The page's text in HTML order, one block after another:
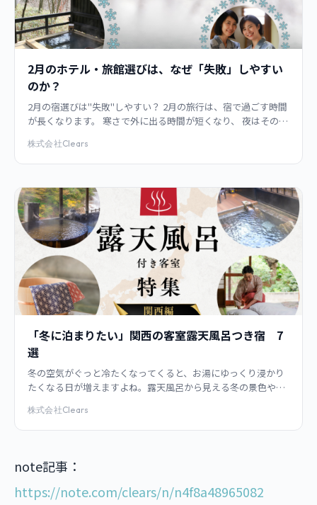
2月のホテル・旅館選びは、なぜ「失敗」しやすい
のか？
2月の宿選びは"失敗"しやすい？ 2月の旅行は、宿で過ごす時間
が長くなります。 寒さで外に出る時間が短くなり、 夜はそのま
かったり、合わなか
株式会社Clears
「冬に泊まりたい」関西の客室露天風呂つき宿 7
選
冬の空気がぐっと冷たくなってくると、お湯にゆっくり浸かり
たくなる日が増えますよね。露天風呂から見える冬の景色や、
と温泉旅行に行きたくなりますね。
株式会社Clears
note記事：
https://note.com/clears/n/n4f8a48965082